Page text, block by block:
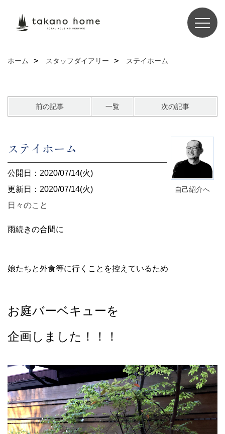
ホーム スタッフダイアリー ステイホーム
前の記事 一覧 次の記事
自己紹介へ
ステイホーム
公開日：2020/07/14(火)
更新日：2020/07/14(火)
日々のこと
雨続きの合間に
娘たちと外食等に行くことを控えているため
お庭バーベキューを
企画しました！！！